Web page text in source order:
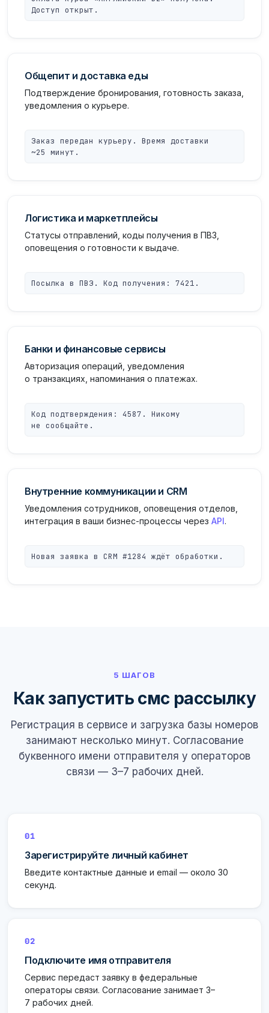
Доступ открыт.
Общепит и доставка еды
Подтверждение бронирования, готовность заказа,
уведомления о курьере.
Заказ передан курьеру. Время доставки
~25 минут.
Логистика и маркетплейсы
Статусы отправлений, коды получения в ПВЗ,
оповещения о готовности к выдаче.
Посылка в ПВЗ. Код получения: 7421.
Банки и финансовые сервисы
Авторизация операций, уведомления
о транзакциях, напоминания о платежах.
Код подтверждения: 4587. Никому
не сообщайте.
Внутренние коммуникации и CRM
Уведомления сотрудников, оповещения отделов,
интеграция в ваши бизнес-процессы через API.
Новая заявка в CRM #1284 ждёт обработки.
5 ШАГОВ
Как запустить смс рассылку
Регистрация в сервисе и загрузка базы номеров
занимают несколько минут. Согласование
буквенного имени отправителя у операторов
связи — 3–7 рабочих дней.
01
Зарегистрируйте личный кабинет
Введите контактные данные и email — около 30
секунд.
02
Подключите имя отправителя
Сервис передаст заявку в федеральные
операторы связи. Согласование занимает 3–
7 рабочих дней.